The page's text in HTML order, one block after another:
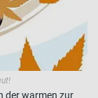
der warmen zur